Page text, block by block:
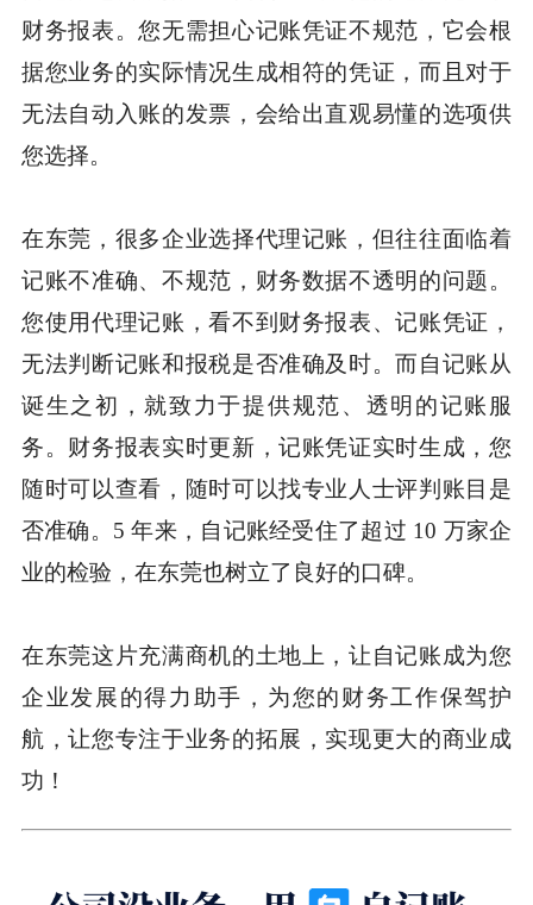
财务报表。您无需担心记账凭证不规范，它会根
据您业务的实际情况生成相符的凭证，而且对于
无法自动入账的发票，会给出直观易懂的选项供
您选择。
在东莞，很多企业选择代理记账，但往往面临着
记账不准确、不规范，财务数据不透明的问题。
您使用代理记账，看不到财务报表、记账凭证，
无法判断记账和报税是否准确及时。而自记账从
诞生之初，就致力于提供规范、透明的记账服
务。财务报表实时更新，记账凭证实时生成，您
随时可以查看，随时可以找专业人士评判账目是
否准确。5 年来，自记账经受住了超过 10 万家企
业的检验，在东莞也树立了良好的口碑。
在东莞这片充满商机的土地上，让自记账成为您
企业发展的得力助手，为您的财务工作保驾护
航，让您专注于业务的拓展，实现更大的商业成
功！